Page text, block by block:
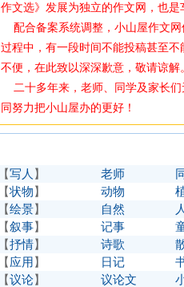
作文选》发展为独立的作文网，也
配合备案系统调整，小山屋作文网
过程中，有一段时间不能投稿甚至
不便，在此致以深深歉意，敬请谅解
二十多年来，老师、同学及家长们
同努力把小山屋办的更好！
【写人 】 老师
【状物】 动物
【绘景】 自然
【叙事】 记事
【抒情】 诗歌
【应用】 日记
【议论】 议论文